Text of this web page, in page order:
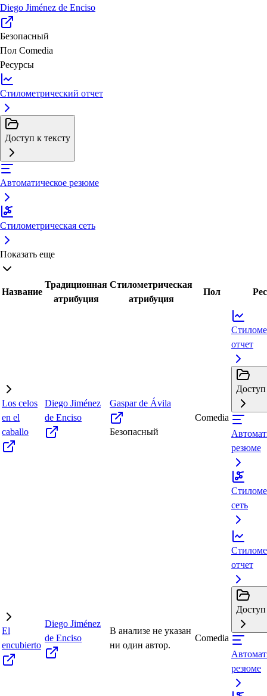
Diego Jiménez de Enciso
Безопасный
Пол Comedia
Ресурсы
Стилометрический отчет
Доступ к тексту
Автоматическое резюме
Стилометрическая сеть
Показать еще
Название
Традиционная
атрибуция
Стилометрическая
атрибуция
Пол
Los celos
en el
caballo
Diego Jiménez
de Enciso
Gaspar de Ávila
Безопасный
Comedia
отчет
Доступ
резюме
сеть
El
encubierto
Diego Jiménez
de Enciso
В анализе не указан
ни один автор.
Comedia
отчет
Доступ
резюме